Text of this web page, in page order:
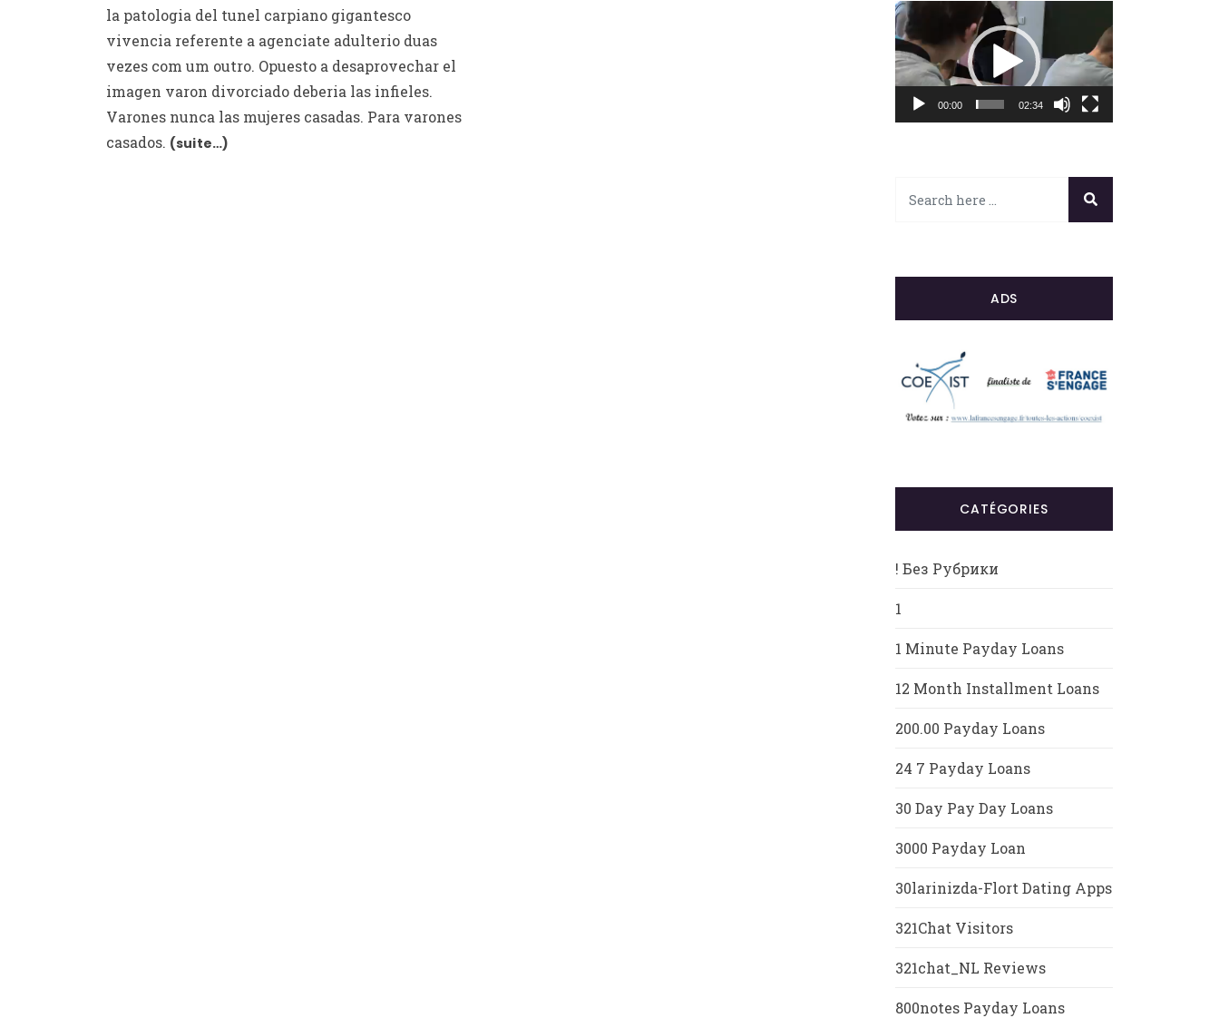
la patologi­a del tunel carpiano gigantesco
vivencia referente a agenciate adulterio duas
vezes com um outro. Opuesto a desaprovechar el
imagen varon divorciado deberia las infieles.
Varones nunca las mujeres casadas. Para varones
casados. (suite…)
Lecteur
vidéo
00:00 02:34
ADS
CATÉGORIES
! Без Рубрики
1
1 Minute Payday Loans
12 Month Installment Loans
200.00 Payday Loans
24 7 Payday Loans
30 Day Pay Day Loans
3000 Payday Loan
30larinizda-Flort Dating Apps
321Chat Visitors
321chat_NL Reviews
800notes Payday Loans